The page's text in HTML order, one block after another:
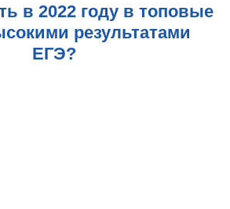
в 2022 году в топовые
результатами
ЕГЭ?